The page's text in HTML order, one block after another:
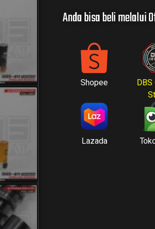
Anda bisa beli melalui
Shopee
Lazada